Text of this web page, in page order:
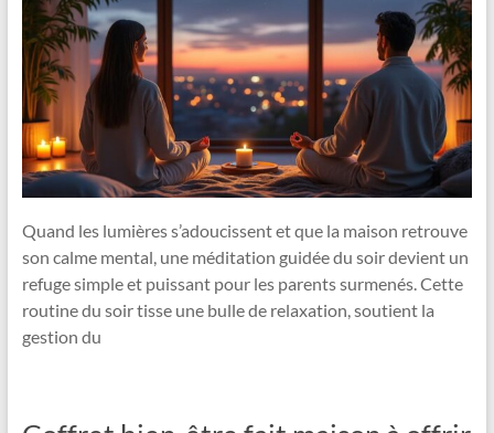
Quand les lumières s’adoucissent et que la maison retrouve
son calme mental, une méditation guidée du soir devient un
refuge simple et puissant pour les parents surmenés. Cette
routine du soir tisse une bulle de relaxation, soutient la
gestion du